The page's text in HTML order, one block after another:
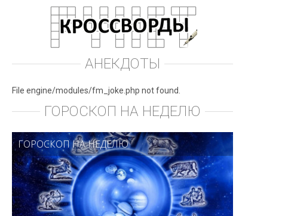
АНЕКДОТЫ
File engine/modules/fm_joke.php not found.
ГОРОСКОП НА НЕДЕЛЮ
ГОРОСКОП НА НЕДЕЛЮ